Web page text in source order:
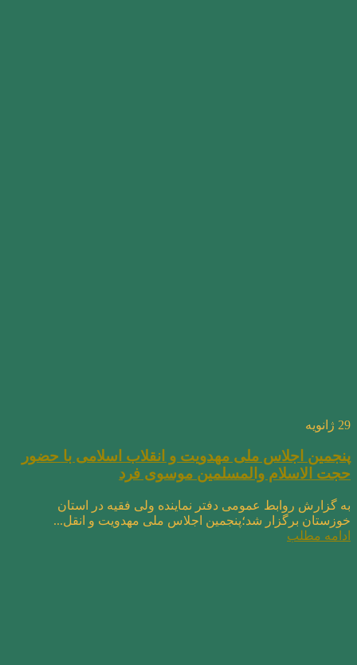
29 ژانویه
پنجمین اجلاس ملی مهدویت و انقلاب اسلامی با حضور
حجت الاسلام والمسلمین موسوی فرد
به گزارش روابط عمومی دفتر نماینده ولی فقیه در استان
خوزستان برگزار شد؛پنجمین اجلاس ملی مهدویت و انقل...
ادامه مطلب